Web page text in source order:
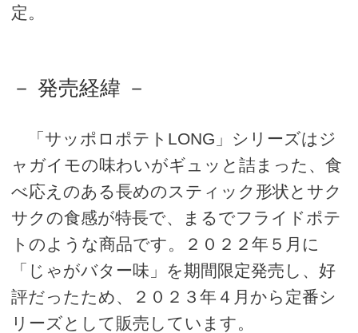
定。
－ 発売経緯 －
「サッポロポテトLONG」シリーズはジ
ャガイモの味わいがギュッと詰まった、食
べ応えのある長めのスティック形状とサク
サクの食感が特長で、まるでフライドポテ
トのような商品です。２０２２年５月に
「じゃがバター味」を期間限定発売し、好
評だったため、２０２３年４月から定番シ
リーズとして販売しています。